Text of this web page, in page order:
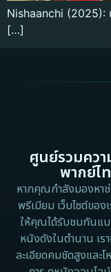
Nishaanchi (2025):
[…]
ศูนย์รวมคว
พากย์ไ
หากคุณกำลังมองหา
พรีเมียม เว็บไซต์ขอ
ให้คุณได้รับชมกันแบ
หนังดังในตำนาน เร
ละเอียดคมชัดสูงและ